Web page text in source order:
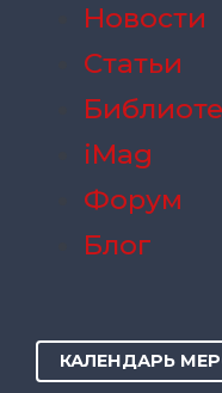
Новости
Статьи
iMag
Форум
Блог
КАЛЕНДАРЬ